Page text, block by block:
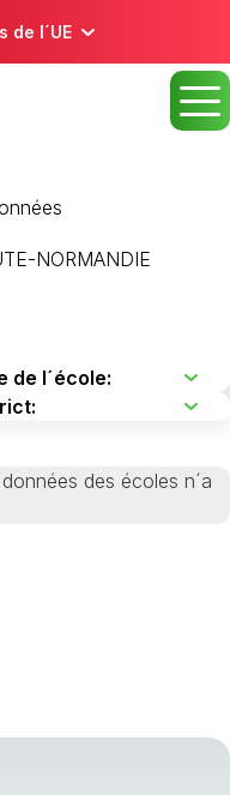
de l´UE
NORMANDIE
des écoles n´a